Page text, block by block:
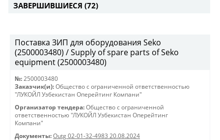
ЗАВЕРШИВШИЕСЯ (72)
Поставка ЗИП для оборудования Seko
(2500003480) / Supply of spare parts of Seko
equipment (2500003480)
№: 2500003480
Заказчик(и): Общество с ограниченной ответственностью
"ЛУКОЙЛ Узбекистан Оперейтинг Компани"
Организатор тендера: Общество с ограниченной
ответственностью "ЛУКОЙЛ Узбекистан Оперейтинг
Компани"
Документы: Outg 02-01-32-4983 20.08.2024